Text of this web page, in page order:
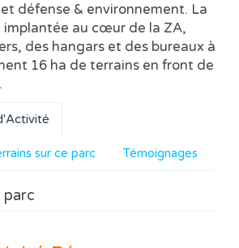
défense & environnement. La
implantée au cœur de la ZA,
des hangars et des bureaux à
16 ha de terrains en front de
sur ce parc Témoignages
parc